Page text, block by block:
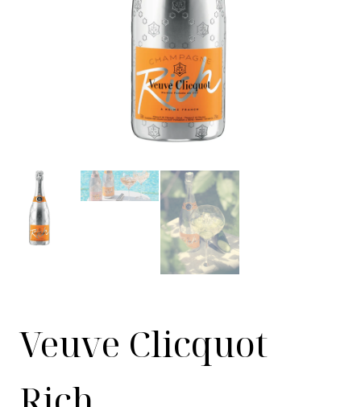
Veuve Clicquot